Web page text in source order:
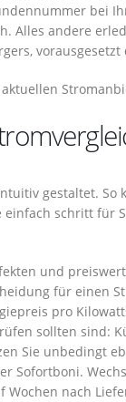
bei
Alles andere
gestaltet. So
einfach schritt für
und
für einen
pro
sollten sind:
Sie unbedingt
Sofortboni.
Wochen nach